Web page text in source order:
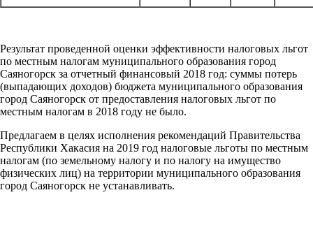
Результат проведенной оценки эффективности налоговых льгот
по местным налогам муниципального образования город
Саяногорск за отчетный финансовый 2018 год: суммы потерь
(выпадающих доходов) бюджета муниципального образования
город Саяногорск от предоставления налоговых льгот по
местным налогам в 2018 году не было.
Предлагаем в целях исполнения рекомендаций Правительства
Республики Хакасия на 2019 год налоговые льготы по местным
налогам (по земельному налогу и по налогу на имущество
физических лиц) на территории муниципального образования
город Саяногорск не устанавливать.